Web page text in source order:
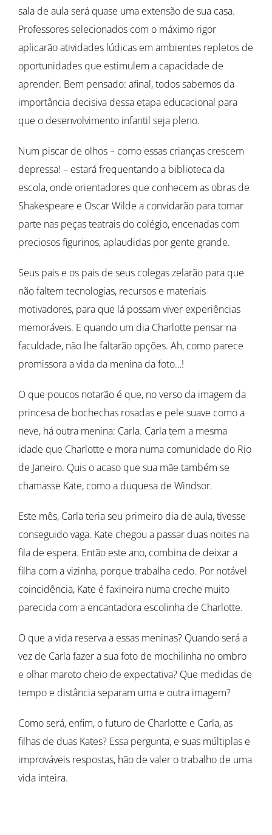
sala de aula será quase uma extensão de sua casa.
Professores selecionados com o máximo rigor
aplicarão atividades lúdicas em ambientes repletos de
oportunidades que estimulem a capacidade de
aprender. Bem pensado: afinal, todos sabemos da
importância decisiva dessa etapa educacional para
que o desenvolvimento infantil seja pleno.
Num piscar de olhos – como essas crianças crescem
depressa! – estará frequentando a biblioteca da
escola, onde orientadores que conhecem as obras de
Shakespeare e Oscar Wilde a convidarão para tomar
parte nas peças teatrais do colégio, encenadas com
preciosos figurinos, aplaudidas por gente grande.
Seus pais e os pais de seus colegas zelarão para que
não faltem tecnologias, recursos e materiais
motivadores, para que lá possam viver experiências
memoráveis. E quando um dia Charlotte pensar na
faculdade, não lhe faltarão opções. Ah, como parece
promissora a vida da menina da foto…!
O que poucos notarão é que, no verso da imagem da
princesa de bochechas rosadas e pele suave como a
neve, há outra menina: Carla. Carla tem a mesma
idade que Charlotte e mora numa comunidade do Rio
de Janeiro. Quis o acaso que sua mãe também se
chamasse Kate, como a duquesa de Windsor.
Este mês, Carla teria seu primeiro dia de aula, tivesse
conseguido vaga. Kate chegou a passar duas noites na
fila de espera. Então este ano, combina de deixar a
filha com a vizinha, porque trabalha cedo. Por notável
coincidência, Kate é faxineira numa creche muito
parecida com a encantadora escolinha de Charlotte.
O que a vida reserva a essas meninas? Quando será a
vez de Carla fazer a sua foto de mochilinha no ombro
e olhar maroto cheio de expectativa? Que medidas de
tempo e distância separam uma e outra imagem?
Como será, enfim, o futuro de Charlotte e Carla, as
filhas de duas Kates? Essa pergunta, e suas múltiplas e
improváveis respostas, hão de valer o trabalho de uma
vida inteira.